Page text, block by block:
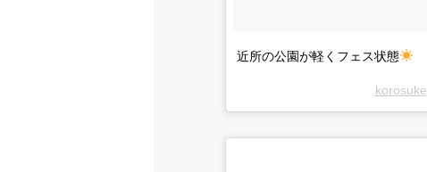
近所の公園が軽くフェス状態
korosuke